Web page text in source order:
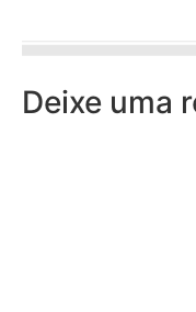
Deixe uma